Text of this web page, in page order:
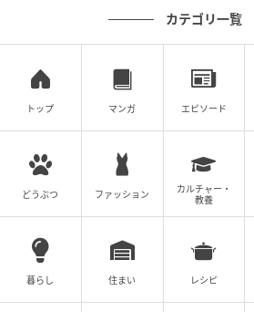
「自分はここにふさわしくない」
ポスター症候群について。
ヴィニュロン氏は、自身もかつて
手で、リーダーに向いていると
明かす。22歳で思いがけず多国籍
になった経験を振り返りながら、
は、生まれ持った資質ではなく
の」と語った。大切なのは、自分
われるのではなく、伝えるべきメ
こと。また、オースティン氏は、
直面したときこそ「逃げ出さな
カテゴリ一覧
トップ マンガ エピソード
どうぶつ ファッション
カルチャー・
教養
暮らし 住まい レシピ